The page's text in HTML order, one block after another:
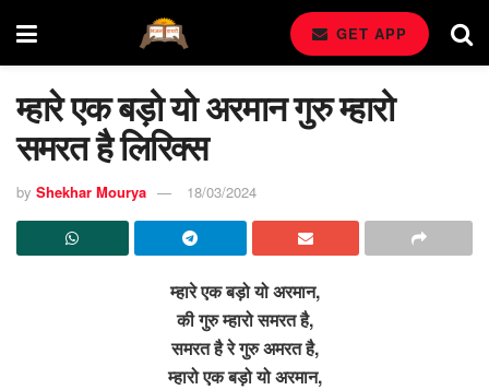
GET APP
म्हारे एक बड़ो यो अरमान गुरु म्हारो
समरत है लिरिक्स
by Shekhar Mourya 18/03/2024
म्हारे एक बड़ो यो अरमान,
की गुरु म्हारो समरत है,
समरत है रे गुरु अमरत है,
म्हारो एक बड़ो यो अरमान,